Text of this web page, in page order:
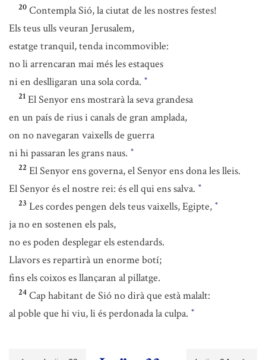
20 Contempla Sió, la ciutat de les nostres festes!
Els teus ulls veuran Jerusalem,
estatge tranquil, tenda incommovible:
no li arrencaran mai més les estaques
ni en deslligaran una sola corda. *
21 El Senyor ens mostrarà la seva grandesa
en un país de rius i canals de gran amplada,
on no navegaran vaixells de guerra
ni hi passaran les grans naus. *
22 El Senyor ens governa, el Senyor ens dona les lleis.
El Senyor és el nostre rei: és ell qui ens salva. *
23 Les cordes pengen dels teus vaixells, Egipte, *
ja no en sostenen els pals,
no es poden desplegar els estendards.
Llavors es repartirà un enorme botí;
fins els coixos es llançaran al pillatge.
24 Cap habitant de Sió no dirà que està malalt:
al poble que hi viu, li és perdonada la culpa. *